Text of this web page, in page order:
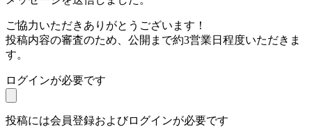
ご協力いただきありがとうございます！
投稿内容の審査のため、公開まで約3営業日程度いただきま
す。
ログインが必要です
投稿には会員登録およびログインが必要です